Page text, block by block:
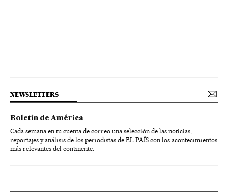
NEWSLETTERS
Boletín de América
Cada semana en tu cuenta de correo una selección de las noticias,
reportajes y análisis de los periodistas de EL PAÍS con los acontecimientos
más relevantes del continente.